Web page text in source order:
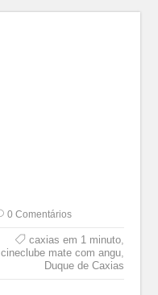
0 Comentários
caxias em 1 minuto,
cineclube mate com angu,
Duque de Caxias